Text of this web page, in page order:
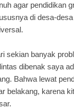
agar pendidikan
di desa-
sekian banyak
dibenak saya
Bahwa lewat
belakang, karena